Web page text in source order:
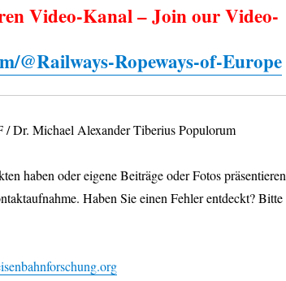
Video-Kanal – Join our Video-
@Railways-Ropeways-of-Europe
Dr. Michael Alexander Tiberius Populorum
haben oder eigene Beiträge oder Fotos präsentieren
Haben Sie einen Fehler entdeckt? Bitte